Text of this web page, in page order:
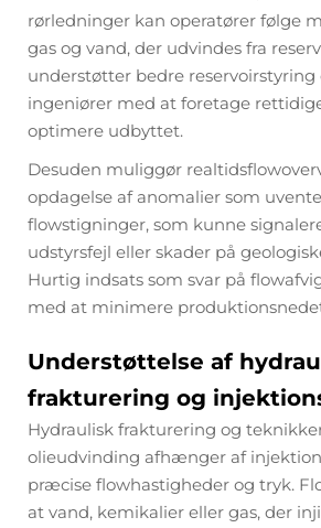
rørledninger kan operatører følge
gas og vand, der udvindes fra
understøtter bedre
ingeniører med at foretage
optimere udbyttet.
Desuden muliggør
opdagelse af anomalier som
flowstigninger, som kunne
udstyrsfejl eller skader på
Hurtig indsats som svar på
med at minimere
Understøttelse af
frakturering og
Hydraulisk frakturering og
olieudvinding afhænger af
præcise flowhastigheder og tryk.
at vand, kemikalier eller gas, der